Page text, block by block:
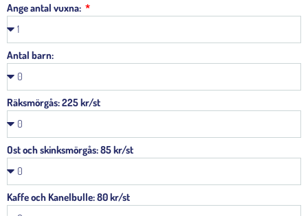
Ange antal vuxna:
Antal barn:
Räksmörgås: 225 kr/st
Ost och skinksmörgås: 85 kr/st
Kaffe och Kanelbulle: 80 kr/st